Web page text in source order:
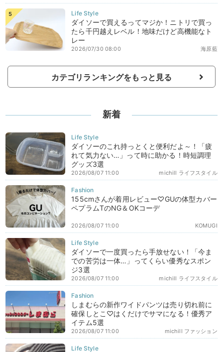
ダイソーで買えるってマジか！ニトリで買っ
たら千円越えレベル！地味だけど高機能なト
レー
海原藍
2026/07/30 08:00
カテゴリランキングをもっと見る
新着
ダイソーのこれ持っとくと便利だよ～！「疲
れて気力ない…」って時に助かる！時短調理
グッズ3選
michill ライフスタイル
2026/08/07 11:00
155cmさんが着用レビュー♡GUの体型カバー
ペプラムTのNG＆OKコーデ
KOMUGI
2026/08/07 11:00
ダイソーで一度買ったら手放せない！「今ま
での苦労は一体…」ってくらい優秀なスポン
ジ3選
michill ライフスタイル
2026/08/07 11:00
しまむらの新作ワイドパンツは売り切れ前に
確保しとこ♡はくだけでサマになる！優秀ア
イテム5選
michill ファッション
2026/08/07 11:00